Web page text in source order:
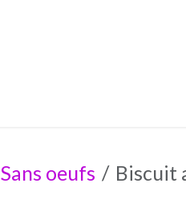
​E-
Sans oeufs Biscuit